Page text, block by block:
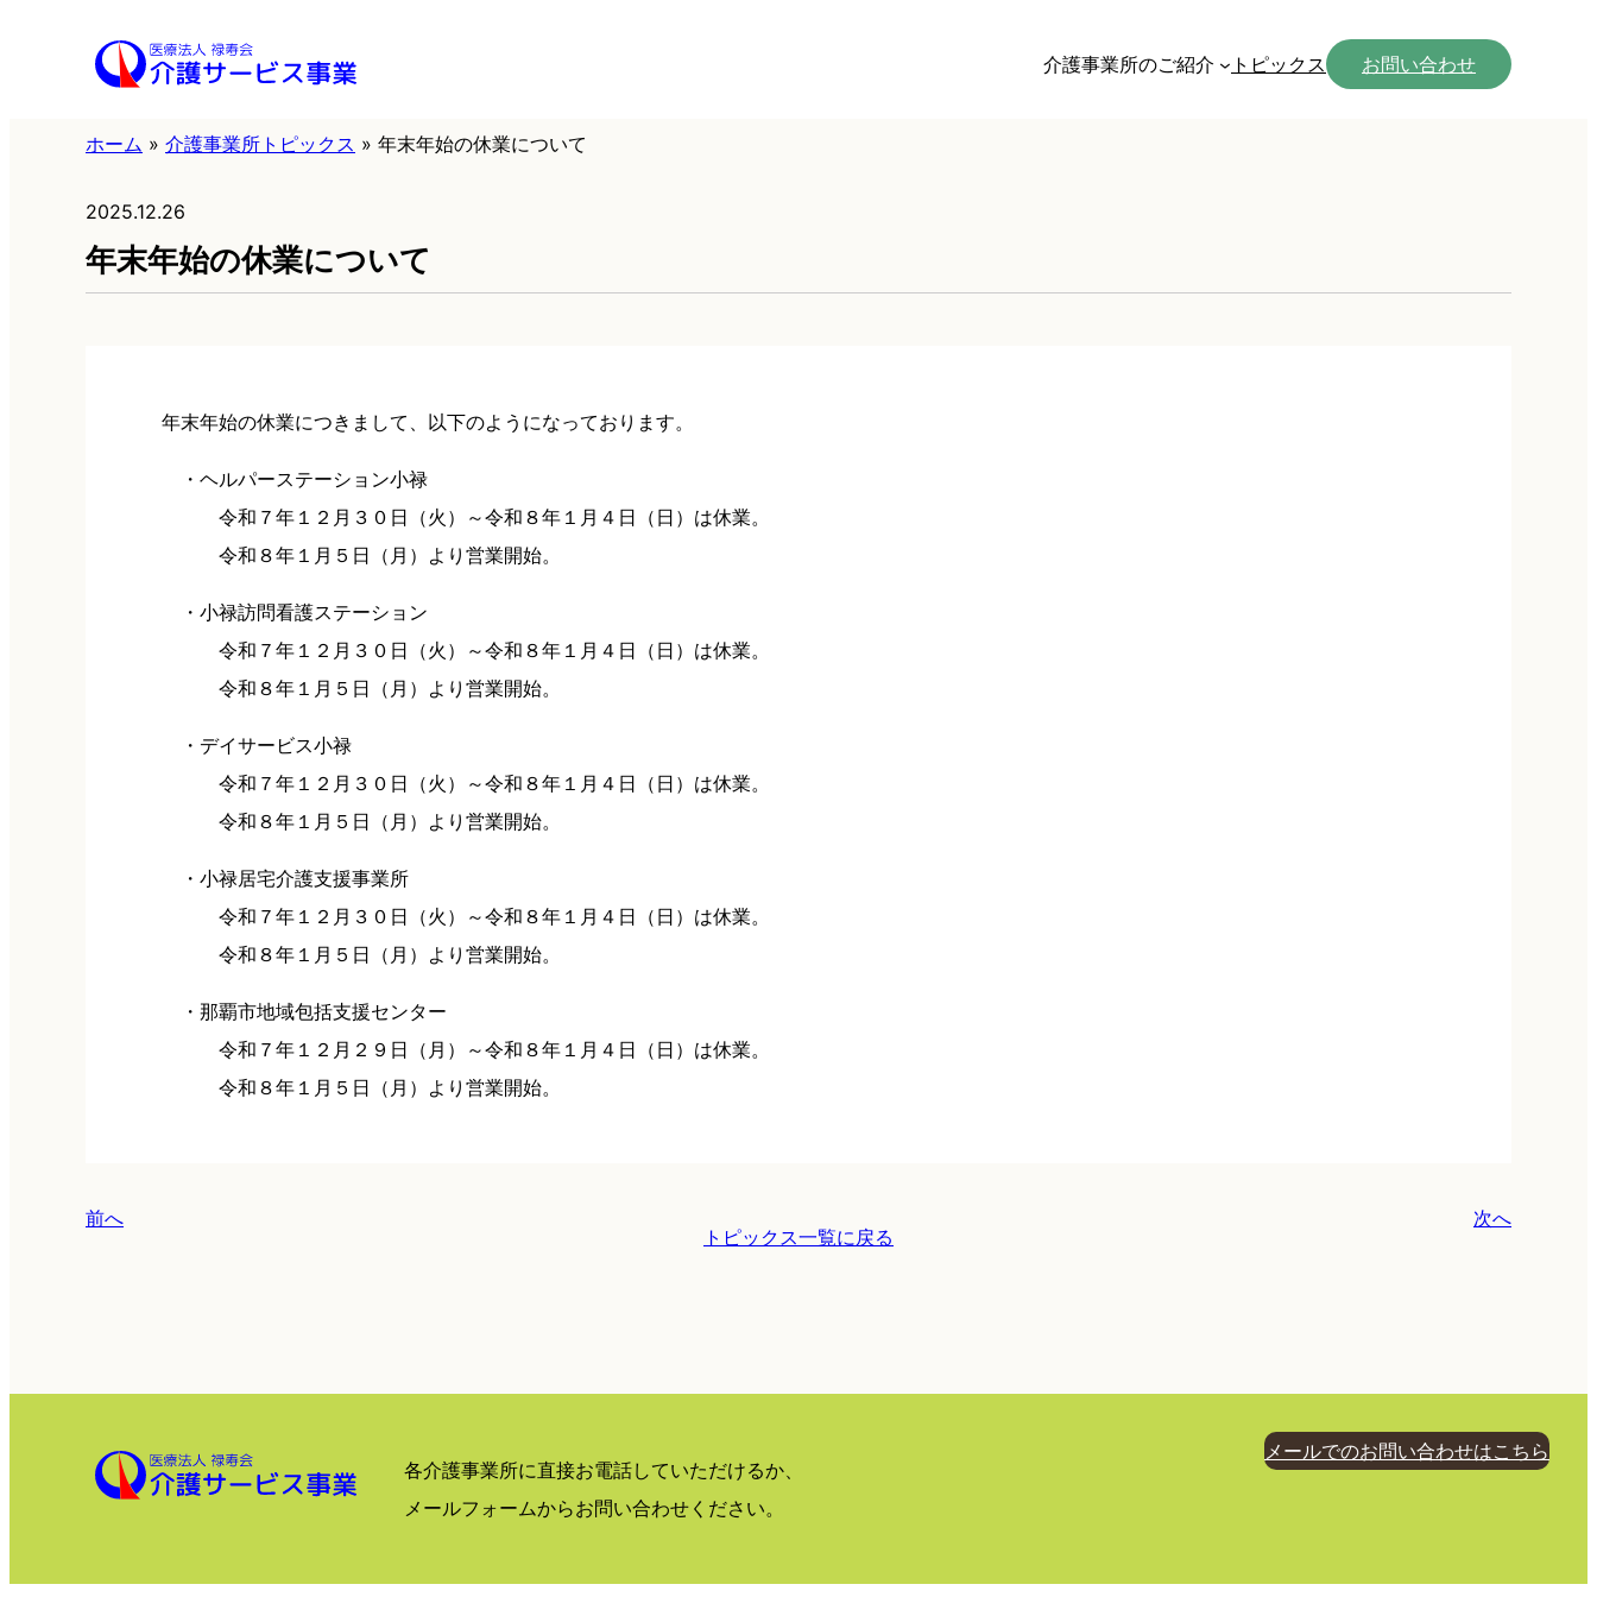
介護事業所のご紹介 トピックス お問い合わせ
ホーム » 介護事業所トピックス » 年末年始の休業について
2025.12.26
年末年始の休業について
年末年始の休業につきまして、以下のようになっております。
・ヘルパーステーション小禄
令和７年１２月３０日（火）～令和８年１月４日（日）は休業。
令和８年１月５日（月）より営業開始。
・小禄訪問看護ステーション
令和７年１２月３０日（火）～令和８年１月４日（日）は休業。
令和８年１月５日（月）より営業開始。
・デイサービス小禄
令和７年１２月３０日（火）～令和８年１月４日（日）は休業。
令和８年１月５日（月）より営業開始。
・小禄居宅介護支援事業所
令和７年１２月３０日（火）～令和８年１月４日（日）は休業。
令和８年１月５日（月）より営業開始。
・那覇市地域包括支援センター
令和７年１２月２９日（月）～令和８年１月４日（日）は休業。
令和８年１月５日（月）より営業開始。
前へ
トピックス一覧に戻る
次へ
各介護事業所に直接お電話していただけるか、
メールフォームからお問い合わせください。
メールでのお問い合わせはこちら